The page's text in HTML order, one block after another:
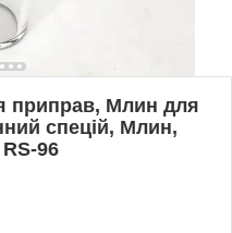
приправ, Млин для
спецій, Млин,
96